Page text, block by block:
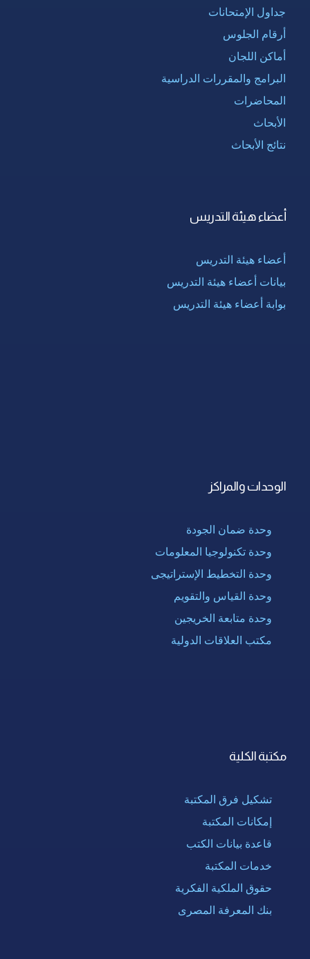
جداول الإمتحانات
أرقام الجلوس
أماكن اللجان
البرامج والمقررات الدراسية
المحاضرات
الأبحاث
نتائج الأبحاث
أعضاء هيئة التدريس
أعضاء هيئة التدريس
بيانات أعضاء هيئة التدريس
بوابة أعضاء هيئة التدريس
الوحدات والمراكز
وحدة ضمان الجودة
وحدة تكنولوجيا المعلومات
وحدة التخطيط الإستراتيجى
وحدة القياس والتقويم
وحدة متابعة الخريجين
مكتب العلاقات الدولية
مكتبة الكلية
تشكيل فرق المكتبة
إمكانات المكتبة
قاعدة بيانات الكتب
خدمات المكتبة
حقوق الملكية الفكرية
بنك المعرفة المصرى